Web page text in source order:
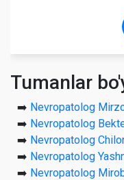
Tumanlar
➡️ Nevropatolog
➡️ Nevropatolog
➡️ Nevropatolog
➡️ Nevropatolog
➡️ Nevropatolog